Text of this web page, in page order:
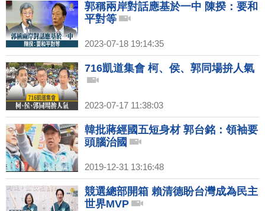
郭稱兩岸對話應基於一中 陳揆：要和
平對等
2023-07-18 19:14:35
716凱道集會 柯、侯、郭同場拚人氣
2023-07-17 11:38:03
韓批蔣經國五短身材 郭台銘：領袖要
頭腦治國
2019-12-31 13:16:48
競選總部開箱 賴清德盼台灣成為民主
世界MVP